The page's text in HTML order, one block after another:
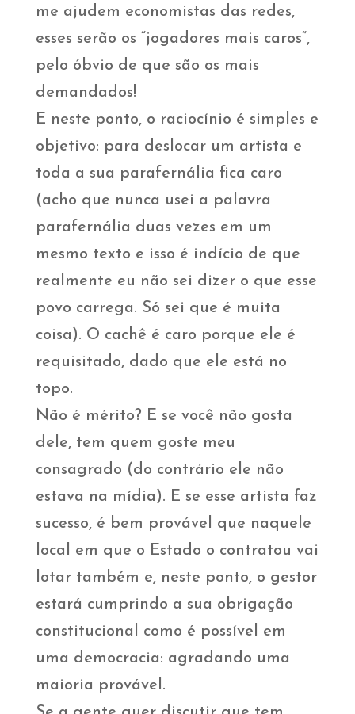
me ajudem economistas das redes,
esses serão os “jogadores mais caros”,
pelo óbvio de que são os mais
demandados!
E neste ponto, o raciocínio é simples e
objetivo: para deslocar um artista e
toda a sua parafernália fica caro
(acho que nunca usei a palavra
parafernália duas vezes em um
mesmo texto e isso é indício de que
realmente eu não sei dizer o que esse
povo carrega. Só sei que é muita
coisa). O cachê é caro porque ele é
requisitado, dado que ele está no
topo.
Não é mérito? E se você não gosta
dele, tem quem goste meu
consagrado (do contrário ele não
estava na mídia). E se esse artista faz
sucesso, é bem provável que naquele
local em que o Estado o contratou vai
lotar também e, neste ponto, o gestor
estará cumprindo a sua obrigação
constitucional como é possível em
uma democracia: agradando uma
maioria provável.